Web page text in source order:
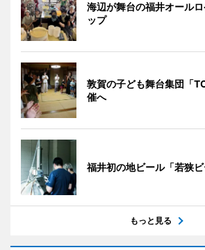
海辺が舞台の福井オール
ップ
敦賀の子ども舞台集団「
催へ
福井初の地ビール「若狭
もっと見る